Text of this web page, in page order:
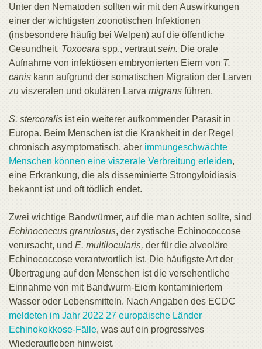
Unter den Nematoden sollten wir mit den Auswirkungen
einer der wichtigsten zoonotischen Infektionen
(insbesondere häufig bei Welpen) auf die öffentliche
Gesundheit, Toxocara spp., vertrautsein. Die orale
Aufnahme von infektiösen embryonierten Eiern von T.
canis kann aufgrund der somatischen Migration der Larven
zu viszeralen und okulären Larva migrans führen.
S. stercoralis ist ein weiterer aufkommender Parasit in
Europa. Beim Menschen ist die Krankheit in der Regel
chronisch asymptomatisch, aber immungeschwächte
Menschen können eine viszerale Verbreitung erleiden,
eine Erkrankung, die als disseminierte Strongyloidiasis
bekannt ist und oft tödlich endet.
Zwei wichtige Bandwürmer, auf die man achten sollte, sind
Echinococcus granulosus, der zystische Echinococcose
verursacht, und E. multilocularis, der für die alveoläre
Echinococcose verantwortlich ist. Die häufigste Art der
Übertragung auf den Menschen ist die versehentliche
Einnahme von mit Bandwurm-Eiern kontaminiertem
Wasser oder Lebensmitteln. Nach Angaben des ECDC
meldeten im Jahr 2022 27 europäische Länder
Echinokokkose-Fälle, was auf ein progressives
Wiederaufleben hinweist.